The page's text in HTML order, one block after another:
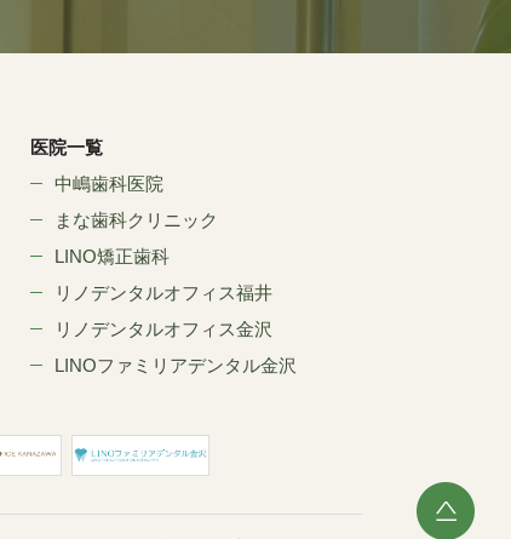
医院一覧
中嶋歯科医院
まな歯科クリニック
LINO矯正歯科
リノデンタルオフィス福井
リノデンタルオフィス金沢
LINOファミリアデンタル金沢